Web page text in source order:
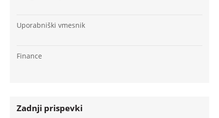
Uporabniški vmesnik
Finance
Zadnji prispevki